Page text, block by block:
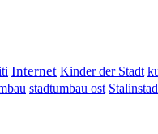
Internet Kinder der Stadt
stadtumbau ost